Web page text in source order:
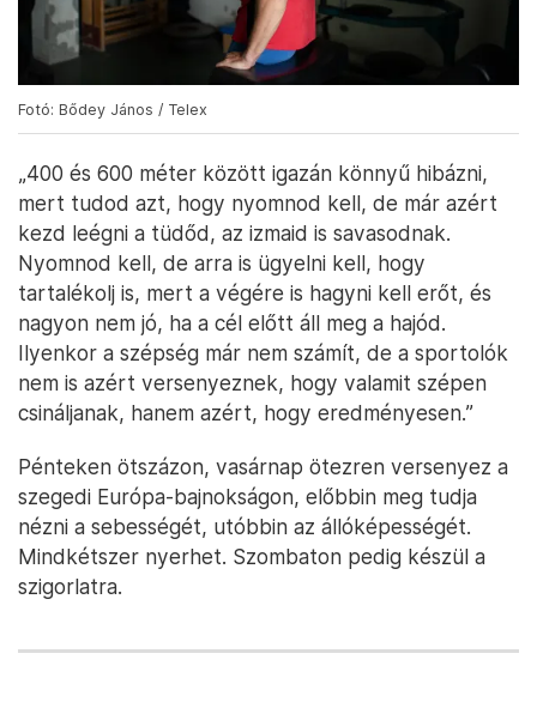
Fotó: Bődey János / Telex
„400 és 600 méter között igazán könnyű hibázni,
mert tudod azt, hogy nyomnod kell, de már azért
kezd leégni a tüdőd, az izmaid is savasodnak.
Nyomnod kell, de arra is ügyelni kell, hogy
tartalékolj is, mert a végére is hagyni kell erőt, és
nagyon nem jó, ha a cél előtt áll meg a hajód.
Ilyenkor a szépség már nem számít, de a sportolók
nem is azért versenyeznek, hogy valamit szépen
csináljanak, hanem azért, hogy eredményesen.”
Pénteken ötszázon, vasárnap ötezren versenyez a
szegedi Európa-bajnokságon, előbbin meg tudja
nézni a sebességét, utóbbin az állóképességét.
Mindkétszer nyerhet. Szombaton pedig készül a
szigorlatra.